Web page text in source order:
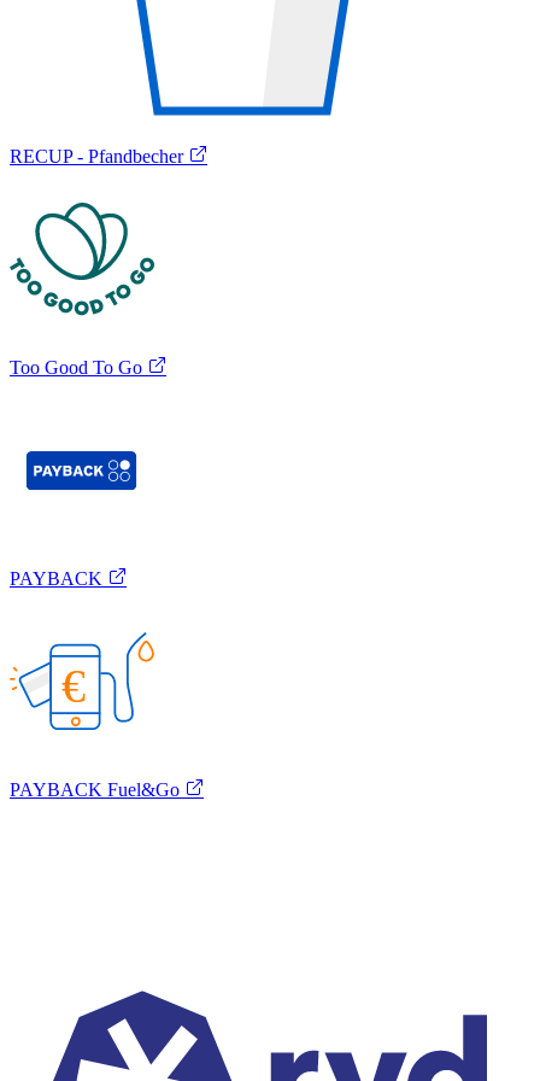
RECUP - Pfandbecher
Too Good To Go
PAYBACK
€
PAYBACK Fuel&Go